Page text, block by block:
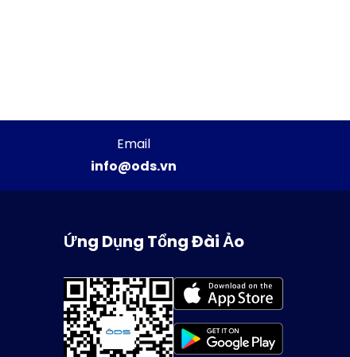
Email
info@ods.vn
Ứng Dụng Tổng Đài Ảo